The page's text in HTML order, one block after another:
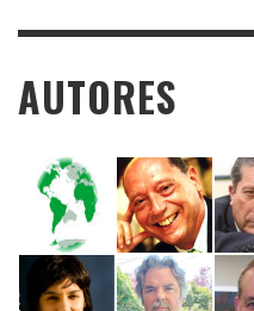
AUTORES